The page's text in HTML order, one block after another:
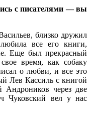
с писателями — вы
близко дружил
все его книги,
Еще был прекрасный
время, как собаку
о любви, и все это
Лев Кассиль с книгой
через две
Чуковский вел у нас